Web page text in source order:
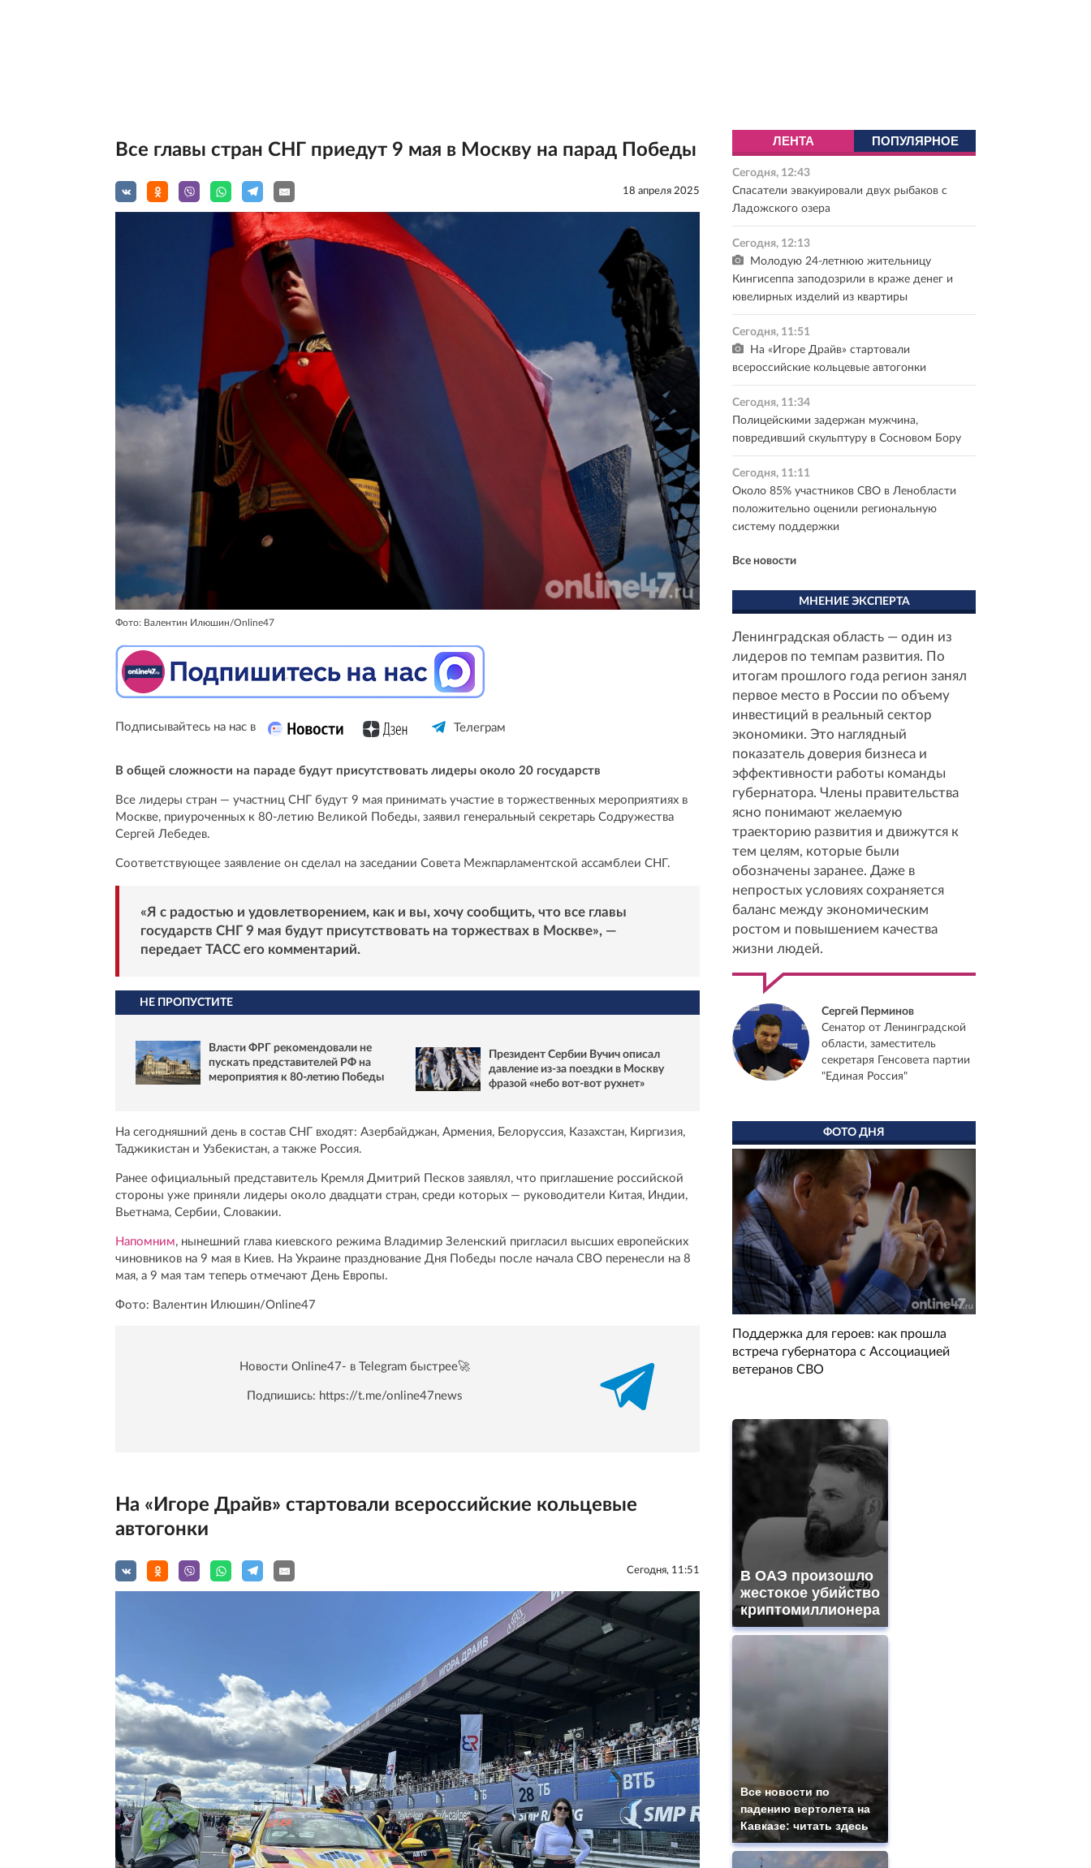
Все главы стран СНГ приедут 9 мая в Москву на парад Победы
18 апреля 2025
Фото: Валентин Илюшин/Online47
Подписывайтесь на нас в Телеграм
В общей сложности на параде будут присутствовать лидеры около 20 государств
Все лидеры стран — участниц СНГ будут 9 мая принимать участие в торжественных мероприятиях в
Москве, приуроченных к 80-летию Великой Победы, заявил генеральный секретарь Содружества
Сергей Лебедев.
Соответствующее заявление он сделал на заседании Совета Межпарламентской ассамблеи СНГ.
«Я с радостью и удовлетворением, как и вы, хочу сообщить, что все главы
государств СНГ 9 мая будут присутствовать на торжествах в Москве», —
передает ТАСС его комментарий.
НЕ ПРОПУСТИТЕ
Власти ФРГ рекомендовали не
пускать представителей РФ на
мероприятия к 80-летию Победы
Президент Сербии Вучич описал
давление из-за поездки в Москву
фразой «небо вот-вот рухнет»
На сегодняшний день в состав СНГ входят: Азербайджан, Армения, Белоруссия, Казахстан, Киргизия,
Таджикистан и Узбекистан, а также Россия.
Ранее официальный представитель Кремля Дмитрий Песков заявлял, что приглашение российской
стороны уже приняли лидеры около двадцати стран, среди которых — руководители Китая, Индии,
Вьетнама, Сербии, Словакии.
Напомним, нынешний глава киевского режима Владимир Зеленский пригласил высших европейских
чиновников на 9 мая в Киев. На Украине празднование Дня Победы после начала СВО перенесли на 8
мая, а 9 мая там теперь отмечают День Европы.
Фото: Валентин Илюшин/Online47
Новости Online47- в Telegram быстрее🚀
Подпишись: https://t.me/online47news
На «Игоре Драйв» стартовали всероссийские кольцевые
автогонки
Сегодня, 11:51
ЛЕНТА ПОПУЛЯРНОЕ
Сегодня, 12:43
Спасатели эвакуировали двух рыбаков с
Ладожского озера
Сегодня, 12:13
Молодую 24-летнюю жительницу
Кингисеппа заподозрили в краже денег и
ювелирных изделий из квартиры
Сегодня, 11:51
На «Игоре Драйв» стартовали
всероссийские кольцевые автогонки
Сегодня, 11:34
Полицейскими задержан мужчина,
повредивший скульптуру в Сосновом Бору
Сегодня, 11:11
Около 85% участников СВО в Ленобласти
положительно оценили региональную
систему поддержки
Все новости
МНЕНИЕ ЭКСПЕРТА
Ленинградская область — один из
лидеров по темпам развития. По
итогам прошлого года регион занял
первое место в России по объему
инвестиций в реальный сектор
экономики. Это наглядный
показатель доверия бизнеса и
эффективности работы команды
губернатора. Члены правительства
ясно понимают желаемую
траекторию развития и движутся к
тем целям, которые были
обозначены заранее. Даже в
непростых условиях сохраняется
баланс между экономическим
ростом и повышением качества
жизни людей.
Сергей Перминов
Сенатор от Ленинградской
области, заместитель
секретаря Генсовета партии
"Единая Россия"
ФОТО ДНЯ
Поддержка для героев: как прошла
встреча губернатора с Ассоциацией
ветеранов СВО
В ОАЭ произошло
жестокое убийство
криптомиллионера
Все новости по
падению вертолета на
Кавказе: читать здесь